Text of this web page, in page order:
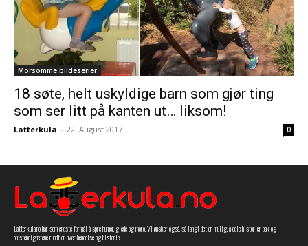
Morsomme bildeserier
18 søte, helt uskyldige barn som gjør ting
som ser litt på kanten ut… liksom!
Latterkula - 22. August 2017 0
Latterkula.no har som eneste formål å spre humor, glede og moro. Vi ønsker også, så langt det er mulig, å dele historien bak og
omstendighetene rundt en hver hendelse og historie.